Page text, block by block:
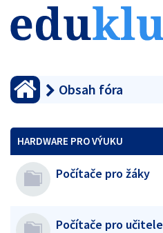
Obsah fóra
HARDWARE PRO VÝUKU
Počítače pro žáky
Počítače pro učitele